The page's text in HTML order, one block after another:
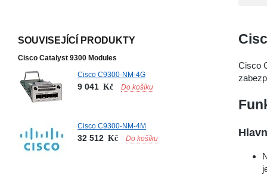
SOUVISEJÍCÍ PRODUKTY
Cisco Catalyst 9300 Modules
Cisco C9300-NM-4G
9 041 Kč Do košíku
Cisco C9300-NM-4M
32 512 Kč Do košíku
Cisco